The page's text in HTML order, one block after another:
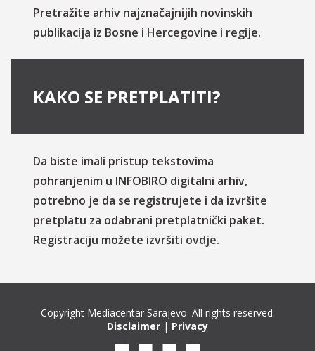
Pretražite arhiv najznačajnijih novinskih
publikacija iz Bosne i Hercegovine i regije.
KAKO SE PRETPLATITI?
Da biste imali pristup tekstovima
pohranjenim u INFOBIRO digitalni arhiv,
potrebno je da se registrujete i da izvršite
pretplatu za odabrani pretplatnički paket.
Registraciju možete izvršiti ovdje.
Copyright Mediacentar Sarajevo. All rights reserved.
Disclaimer | Privacy